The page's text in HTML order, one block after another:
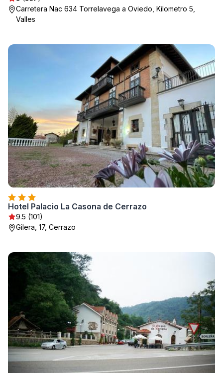
Carretera Nac 634 Torrelavega a Oviedo, Kilometro 5,
Valles
Hotel Palacio La Casona de Cerrazo
9.5 (101)
Gilera, 17, Cerrazo